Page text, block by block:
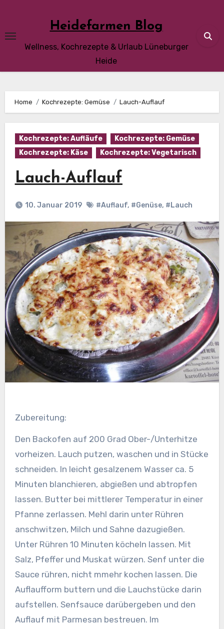
content
Heidefarmen Blog
Wellness, Kochrezepte & Urlaub Lüneburger
Heide
Home Kochrezepte: Gemüse Lauch-Auflauf
Kochrezepte: Aufläufe
Kochrezepte: Gemüse
Kochrezepte: Käse
Kochrezepte: Vegetarisch
Lauch-Auflauf
10. Januar 2019 #Auflauf, #Genüse, #Lauch
Zubereitung:
Den Backofen auf 200 Grad Ober-/Unterhitze
vorheizen. Lauch putzen, waschen und in Stücke
schneiden. In leicht gesalzenem Wasser ca. 5
Minuten blanchieren, abgießen und abtropfen
lassen. Butter bei mittlerer Temperatur in einer
Pfanne zerlassen. Mehl darin unter Rühren
anschwitzen, Milch und Sahne dazugießen.
Unter Rühren 10 Minuten köcheln lassen. Mit
Salz, Pfeffer und Muskat würzen. Senf unter die
Sauce rühren, nicht mmehr kochen lassen. Die
Auflaufform buttern und die Lauchstücke darin
aufstellen. Senfsauce darübergeben und den
Auflauf mit Parmesan bestreuen. Im